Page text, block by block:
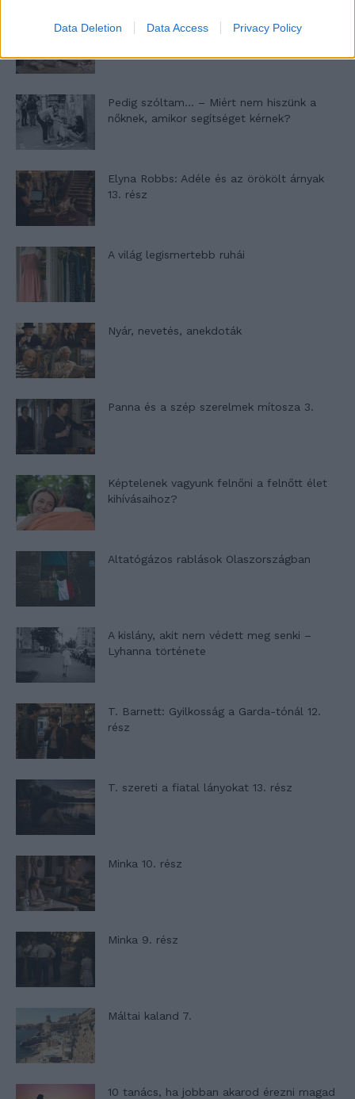
Data Deletion Data Access Privacy Policy
Minka 11. rész
Pedig szóltam… – Miért nem hiszünk a
nőknek, amikor segítséget kérnek?
Elyna Robbs: Adéle és az örökölt árnyak
13. rész
A világ legismertebb ruhái
Nyár, nevetés, anekdoták
Panna és a szép szerelmek mítosza 3.
Képtelenek vagyunk felnőni a felnőtt élet
kihívásaihoz?
Altatógázos rablások Olaszországban
A kislány, akit nem védett meg senki –
Lyhanna története
T. Barnett: Gyilkosság a Garda-tónál 12.
rész
T. szereti a fiatal lányokat 13. rész
Minka 10. rész
Minka 9. rész
Máltai kaland 7.
10 tanács, ha jobban akarod érezni magad